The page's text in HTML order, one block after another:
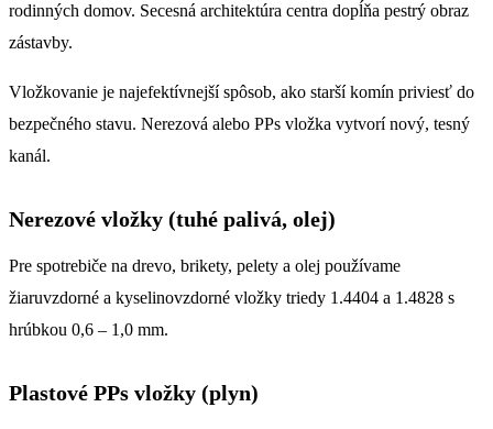
rodinných domov. Secesná architektúra centra dopĺňa pestrý obraz
zástavby.
Vložkovanie je najefektívnejší spôsob, ako starší komín priviesť do
bezpečného stavu. Nerezová alebo PPs vložka vytvorí nový, tesný
kanál.
Nerezové vložky (tuhé palivá, olej)
Pre spotrebiče na drevo, brikety, pelety a olej používame
žiaruvzdorné a kyselinovzdorné vložky triedy 1.4404 a 1.4828 s
hrúbkou 0,6 – 1,0 mm.
Plastové PPs vložky (plyn)